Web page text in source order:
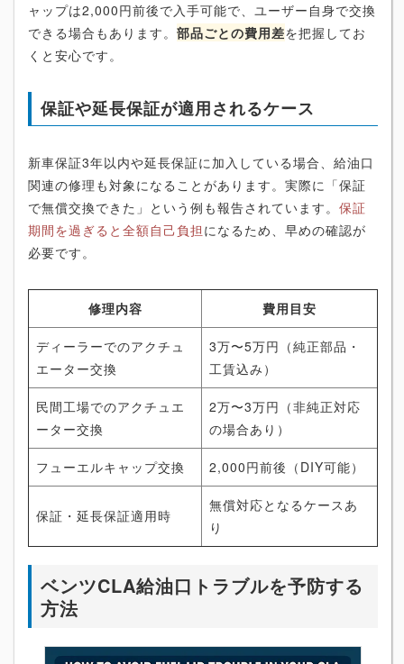
ャップは2,000円前後で入手可能で、ユーザー自身で交換
できる場合もあります。 部品ごとの費用差を把握してお
くと安心です。
保証や延長保証が適用されるケース
新車保証3年以内や延長保証に加入している場合、給油口
関連の修理も対象になることがあります。実際に「保証
で無償交換できた」という例も報告されています。 保証
期間を過ぎると全額自己負担 になるため、早めの確認が
必要です。
修理内容 費用目安
ディーラーでのアクチュ
エーター交換
3万〜5万円（純正部品・
工賃込み）
民間工場でのアクチュエ
ーター交換
2万〜3万円（非純正対応
の場合あり）
フューエルキャップ交換 2,000円前後（DIY可能）
保証・延長保証適用時
無償対応となるケースあ
り
ベンツCLA給油口トラブルを予防する
方法